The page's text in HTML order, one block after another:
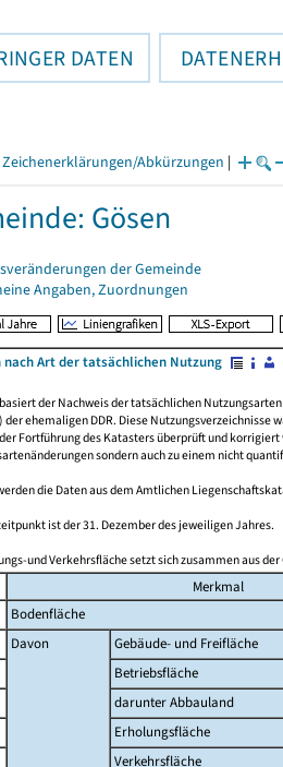
DATEN
Zeichenerklärungen/Abkürzungen |
Gösen
der Gemeinde
Angaben, Zuordnungen
nach Art der tatsächlichen Nutzung
der Nachweis der tatsächlichen
der ehemaligen DDR. Diese
Fortführung des Katasters überprüft und
sondern auch zu einem nicht
die Daten aus dem Amtlichen
ist der 31. Dezember des jeweiligen Jahres.
und Verkehrsfläche setzt sich zusammen aus
Merkmal
Bodenfläche
Davon
Gebäude- und Freifläche
Betriebsfläche
darunter Abbauland
Erholungsfläche
Verkehrsfläche